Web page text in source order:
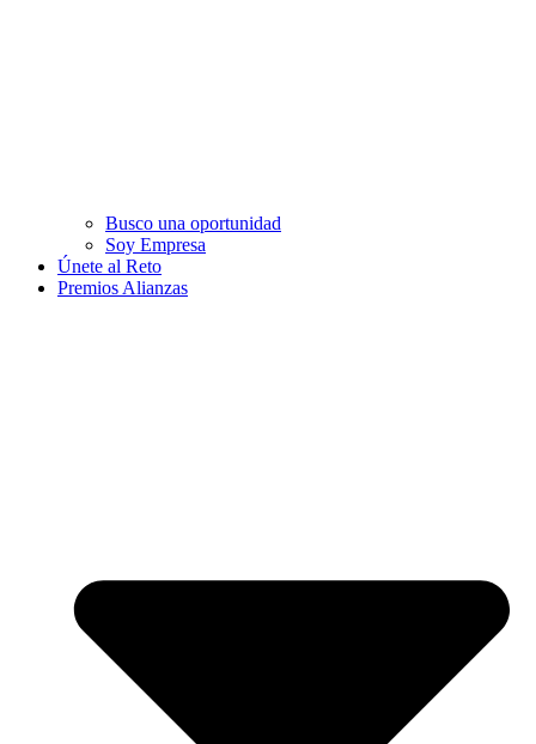
Busco una oportunidad
Soy Empresa
Únete al Reto
Premios Alianzas